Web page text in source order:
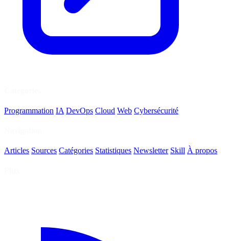
Programmation IA DevOps Cloud Web Cybersécurité
Articles Sources Catégories Statistiques Newsletter Skill À propos